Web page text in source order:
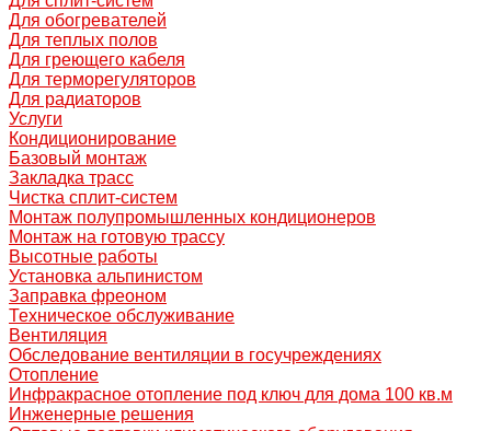
Для обогревателей
Для теплых полов
Для греющего кабеля
Для терморегуляторов
Для радиаторов
Услуги
Кондиционирование
Базовый монтаж
Закладка трасс
Чистка сплит-систем
Монтаж полупромышленных кондиционеров
Монтаж на готовую трассу
Высотные работы
Установка альпинистом
Заправка фреоном
Техническое обслуживание
Вентиляция
Обследование вентиляции в госучреждениях
Отопление
Инфракрасное отопление под ключ для дома 100 кв.м
Инженерные решения